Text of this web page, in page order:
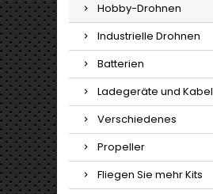
Hobby-Drohnen
Industrielle Drohnen
Batterien
Ladegeräte und Kabel
Verschiedenes
Propeller
Fliegen Sie mehr Kits